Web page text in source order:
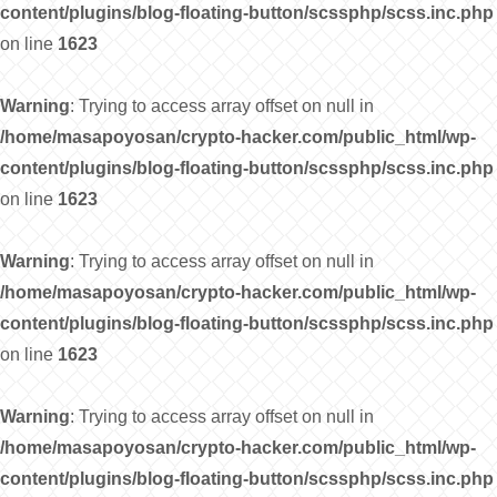
content/plugins/blog-floating-button/scssphp/scss.inc.php
on line 1623
Warning: Trying to access array offset on null in
/home/masapoyosan/crypto-hacker.com/public_html/wp-
content/plugins/blog-floating-button/scssphp/scss.inc.php
on line 1623
Warning: Trying to access array offset on null in
/home/masapoyosan/crypto-hacker.com/public_html/wp-
content/plugins/blog-floating-button/scssphp/scss.inc.php
on line 1623
Warning: Trying to access array offset on null in
/home/masapoyosan/crypto-hacker.com/public_html/wp-
content/plugins/blog-floating-button/scssphp/scss.inc.php